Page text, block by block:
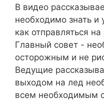
В видео
необходимо знать и
как отправляться
Главный совет -
осторожным и не
Ведущие
выходом на лед
всем необходимым